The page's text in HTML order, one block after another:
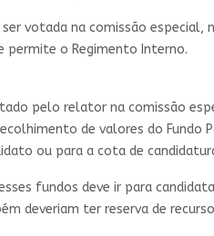
votada na comissão especial,
permite o Regimento Interno.
pelo relator na comissão
de valores do Fundo
ou para a cota de
fundos deve ir para
deveriam ter reserva de